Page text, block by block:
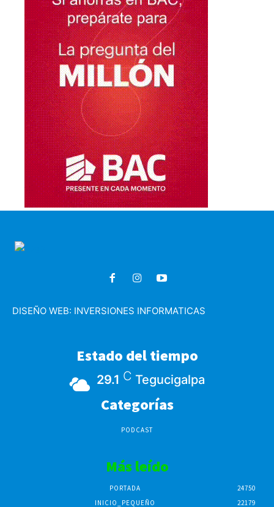
DISEÑO WEB: INVERSIONES INFORMATICAS
Estado del tiempo
29.1 C Tegucigalpa
Categorías
PODCAST
Más leído
PORTADA
24750
INICIO_PEQUEÑO
22179